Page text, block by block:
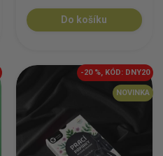
Do košíku
-20 %, KÓD: DNY20
NOVINKA